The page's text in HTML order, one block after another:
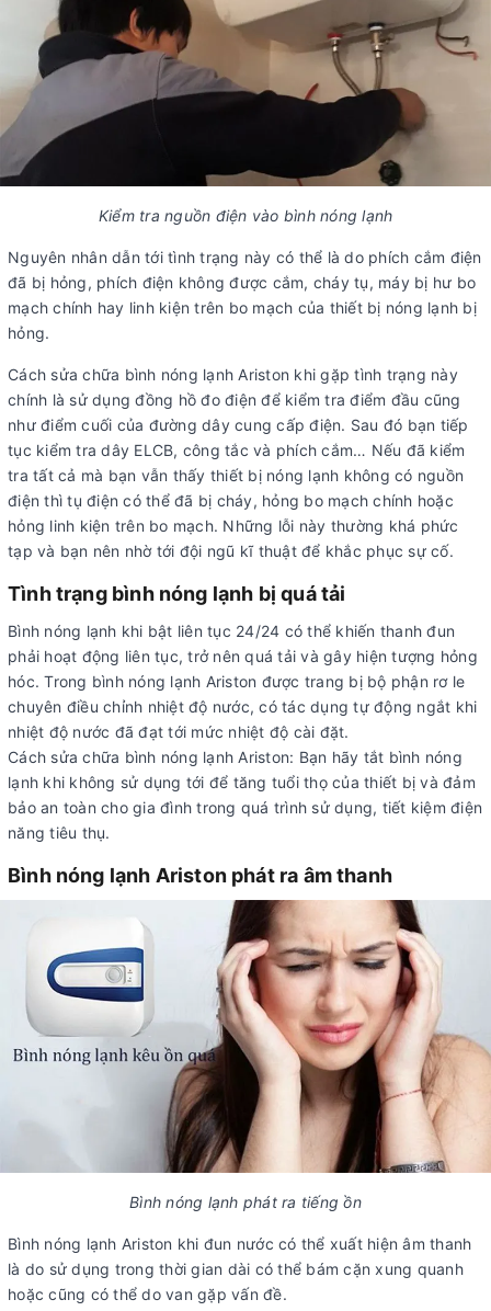
Kiểm tra nguồn điện vào bình nóng lạnh
Nguyên nhân dẫn tới tình trạng này có thể là do phích cắm điện
đã bị hỏng, phích điện không được cắm, cháy tụ, máy bị hư bo
mạch chính hay linh kiện trên bo mạch của thiết bị nóng lạnh bị
hỏng.
Cách sửa chữa bình nóng lạnh Ariston khi gặp tình trạng này
chính là sử dụng đồng hồ đo điện để kiểm tra điểm đầu cũng
như điểm cuối của đường dây cung cấp điện. Sau đó bạn tiếp
tục kiểm tra dây ELCB, công tắc và phích cắm… Nếu đã kiểm
tra tất cả mà bạn vẫn thấy thiết bị nóng lạnh không có nguồn
điện thì tụ điện có thể đã bị cháy, hỏng bo mạch chính hoặc
hỏng linh kiện trên bo mạch. Những lỗi này thường khá phức
tạp và bạn nên nhờ tới đội ngũ kĩ thuật để khắc phục sự cố.
Tình trạng bình nóng lạnh bị quá tải
Bình nóng lạnh khi bật liên tục 24/24 có thể khiến thanh đun
phải hoạt động liên tục, trở nên quá tải và gây hiện tượng hỏng
hóc. Trong bình nóng lạnh Ariston được trang bị bộ phận rơ le
chuyên điều chỉnh nhiệt độ nước, có tác dụng tự động ngắt khi
nhiệt độ nước đã đạt tới mức nhiệt độ cài đặt.
Cách sửa chữa bình nóng lạnh Ariston: Bạn hãy tắt bình nóng
lạnh khi không sử dụng tới để tăng tuổi thọ của thiết bị và đảm
bảo an toàn cho gia đình trong quá trình sử dụng, tiết kiệm điện
năng tiêu thụ.
Bình nóng lạnh Ariston phát ra âm thanh
Bình nóng lạnh phát ra tiếng ồn
Bình nóng lạnh Ariston khi đun nước có thể xuất hiện âm thanh
là do sử dụng trong thời gian dài có thể bám cặn xung quanh
hoặc cũng có thể do van gặp vấn đề.